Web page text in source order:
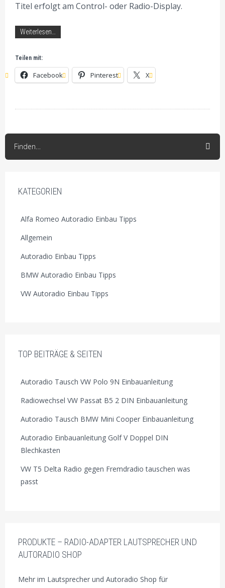
Titel erfolgt am Control- oder Radio-Display.
Weiterlesen…
Teilen mit:
Facebook Pinterest X
Finden…
KATEGORIEN
Alfa Romeo Autoradio Einbau Tipps
Allgemein
Autoradio Einbau Tipps
BMW Autoradio Einbau Tipps
VW Autoradio Einbau Tipps
TOP BEITRÄGE & SEITEN
Autoradio Tausch VW Polo 9N Einbauanleitung
Radiowechsel VW Passat B5 2 DIN Einbauanleitung
Autoradio Tausch BMW Mini Cooper Einbauanleitung
Autoradio Einbauanleitung Golf V Doppel DIN
Blechkasten
VW T5 Delta Radio gegen Fremdradio tauschen was
passt
PRODUKTE – RADIO-ADAPTER LAUTSPRECHER UND
AUTORADIO SHOP
Mehr im Lautsprecher und Autoradio Shop für